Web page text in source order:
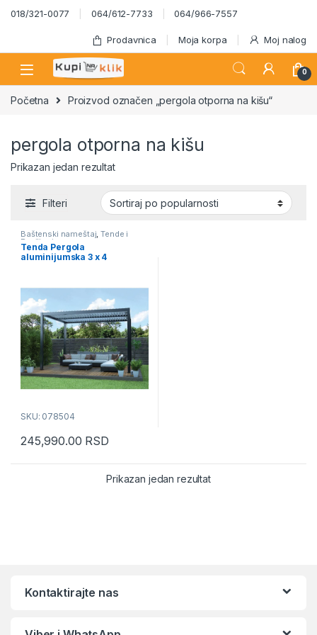
Skip to navigation
Skip to content
018/321-0077 064/612-7733 064/966-7557
Prodavnica Moja korpa Moj nalog
0
Početna Proizvod označen „pergola otporna na kišu“
pergola otporna na kišu
Prikazan jedan rezultat
Filteri
Baštenski nameštaj,Tende i
Paviljoni
Tenda Pergola
aluminijumska 3 x 4
SKU: 078504
245,990.00 RSD
Prikazan jedan rezultat
Kontaktirajte nas